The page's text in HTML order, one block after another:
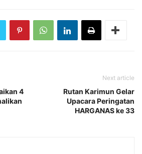
4
Next article
Rutan Karimun Gelar
Upacara Peringatan
HARGANAS ke 33